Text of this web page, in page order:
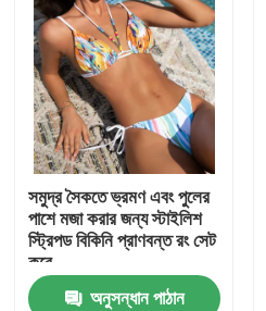
পণ্য
ভিডিও
VR প্রদর্শন
আমাদের সম্পর্কে
কারখানা ভ্রমণ
সমুদ্র সৈকতে ভ্রমণ এবং পুলের
পাশে মজা করার জন্য স্টাইলিশ
স্ট্রিপড বিকিনি প্রাণবন্ত রং সেট
করে
অনুসন্ধান পাঠান